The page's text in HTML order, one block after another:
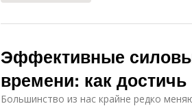
Эффективные
времени: как
Большинство из нас крайне редко